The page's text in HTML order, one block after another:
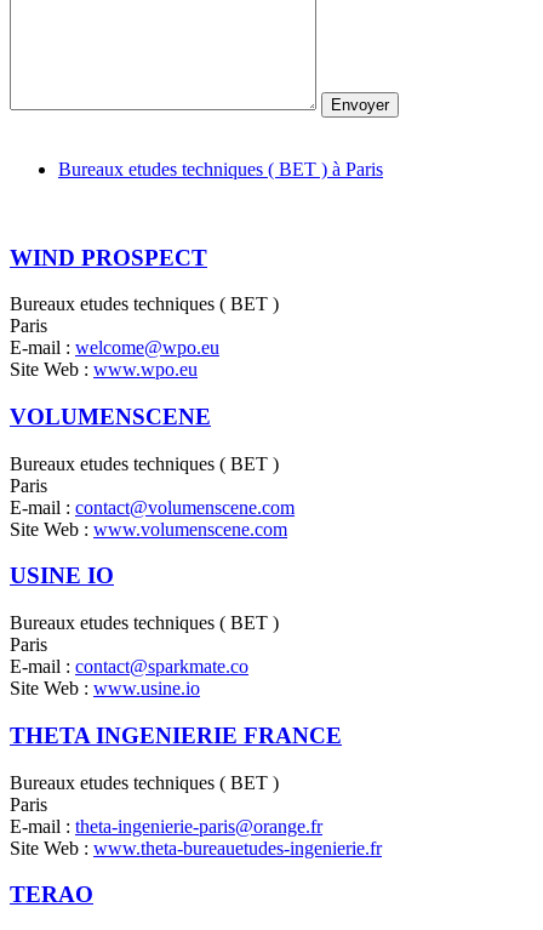
Envoyer
Bureaux etudes techniques ( BET ) à Paris
WIND PROSPECT
Bureaux etudes techniques ( BET )
Paris
E-mail : welcome@wpo.eu
Site Web : www.wpo.eu
VOLUMENSCENE
Bureaux etudes techniques ( BET )
Paris
E-mail : contact@volumenscene.com
Site Web : www.volumenscene.com
USINE IO
Bureaux etudes techniques ( BET )
Paris
E-mail : contact@sparkmate.co
Site Web : www.usine.io
THETA INGENIERIE FRANCE
Bureaux etudes techniques ( BET )
Paris
E-mail : theta-ingenierie-paris@orange.fr
Site Web : www.theta-bureauetudes-ingenierie.fr
TERAO